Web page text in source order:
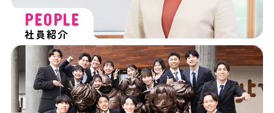
PEOPLE
社員紹介